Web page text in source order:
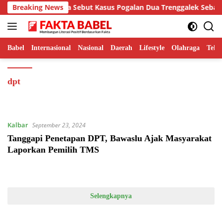
Langsung
ke
konten
Breaking News
Hamdi Putra Sebut Kasus Pogalan Dua Trenggalek
Babel Internasional Nasional Daerah Lifestyle Olahraga
dpt
Kalbar September 23, 2024
Tanggapi Penetapan DPT, Bawaslu Ajak Masyarakat
Laporkan Pemilih TMS
Selengkapnya